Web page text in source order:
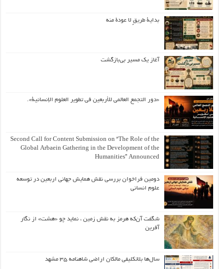
بداية طريقٍ لا عودة منه
آغاز یک مسیر بی‌بازگشت
«دور التجمع العالمي للأربعين في تطوير العلوم الإنسانية».
Second Call for Content Submission on “The Role of the
Global Arbaein Gathering in the Development of the
Humanities” Announced
دومین فراخوان بررسی نقش همایش جهانی اربعین در توسعه
علوم انسانی
شگفت آن‌که هرمز به نقش زمین ، نماید چو «هشت» از نگار
آفرین
سال‌ها بلاتکلیفی مالکان اراضی شاهنامه ۳۵ مشهد